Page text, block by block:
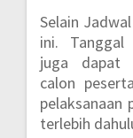
Selain
ini. Tanggal
juga dapat
calon
pelaksanaan
terlebih